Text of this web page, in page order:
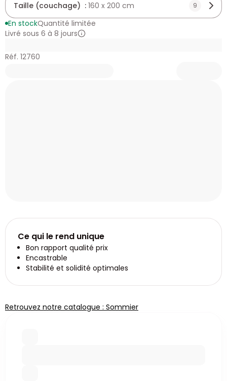
Taille (couchage) : 160 x 200 cm 9
En stockQuantité limitée
Livré sous 6 à 8 jours
Réf. 12760
Ce qui le rend unique
Bon rapport qualité prix
Encastrable
Stabilité et solidité optimales
Retrouvez notre catalogue : Sommier